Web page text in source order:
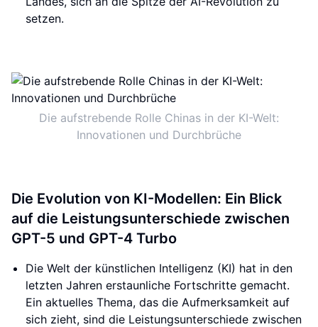
setzen.
Die aufstrebende Rolle Chinas in der KI-Welt:
Innovationen und Durchbrüche
Die Evolution von KI-Modellen: Ein Blick
auf die Leistungsunterschiede zwischen
GPT-5 und GPT-4 Turbo
Die Welt der künstlichen Intelligenz (KI) hat in den
letzten Jahren erstaunliche Fortschritte gemacht.
Ein aktuelles Thema, das die Aufmerksamkeit auf
sich zieht, sind die Leistungsunterschiede zwischen